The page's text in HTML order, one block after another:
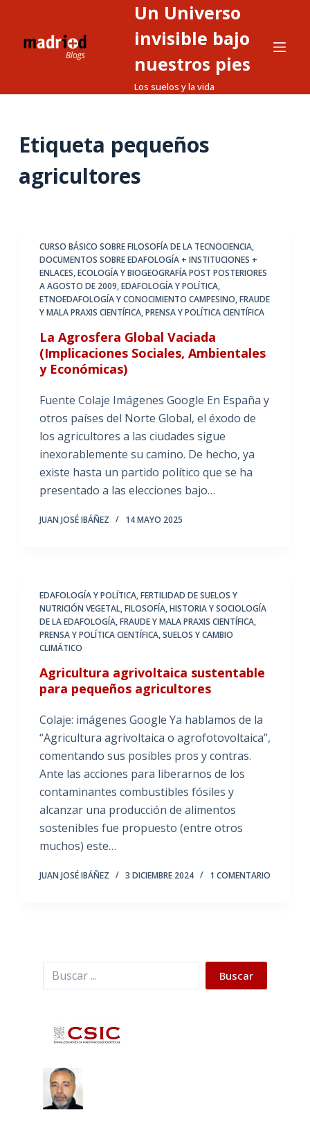
o
Un Universo
invisible bajo
nuestros pies
Los suelos y la vida
Etiqueta pequeños
agricultores
CURSO BÁSICO SOBRE FILOSOFÍA DE LA TECNOCIENCIA,
DOCUMENTOS SOBRE EDAFOLOGÍA + INSTITUCIONES +
ENLACES,ECOLOGÍA Y BIOGEOGRAFÍA POST POSTERIORES
A AGOSTO DE 2009,EDAFOLOGÍA Y POLÍTICA,
ETNOEDAFOLOGÍA Y CONOCIMIENTO CAMPESINO,FRAUDE
Y MALA PRAXIS CIENTÍFICA,PRENSA Y POLÍTICA CIENTÍFICA
La Agrosfera Global Vaciada
(Implicaciones Sociales, Ambientales
y Económicas)
Fuente Colaje Imágenes Google En España y
otros países del Norte Global, el éxodo de
los agricultores a las ciudades sigue
inexorablemente su camino. De hecho, ya
existe hasta un partido político que se ha
presentado a las elecciones bajo…
JUAN JOSÉ IBÁÑEZ 14 MAYO 2025
EDAFOLOGÍA Y POLÍTICA,FERTILIDAD DE SUELOS Y
NUTRICIÓN VEGETAL,FILOSOFÍA, HISTORIA Y SOCIOLOGÍA
DE LA EDAFOLOGÍA,FRAUDE Y MALA PRAXIS CIENTÍFICA,
PRENSA Y POLÍTICA CIENTÍFICA,SUELOS Y CAMBIO
CLIMÁTICO
Agricultura agrivoltaica sustentable
para pequeños agricultores
Colaje: imágenes Google Ya hablamos de la
“Agricultura agrivoltaica o agrofotovoltaica”,
comentando sus posibles pros y contras.
Ante las acciones para liberarnos de los
contaminantes combustibles fósiles y
alcanzar una producción de alimentos
sostenibles fue propuesto (entre otros
muchos) este…
JUAN JOSÉ IBÁÑEZ 3 DICIEMBRE 2024 1 COMENTARIO
Buscar Buscar